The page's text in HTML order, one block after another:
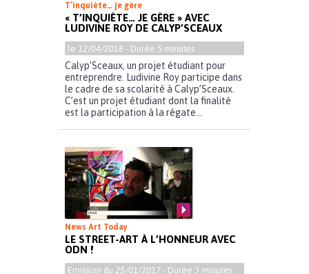
T’inquiète… je gère
« T’INQUIÈTE… JE GÈRE » AVEC
LUDIVINE ROY DE CALYP’SCEAUX
le 12/04/2018 - Durée 5 minutes
Calyp’Sceaux, un projet étudiant pour
entreprendre. Ludivine Roy participe dans
le cadre de sa scolarité à Calyp’Sceaux.
C’est un projet étudiant dont la finalité
est la participation à la régate...
News Art Today
LE STREET-ART À L’HONNEUR AVEC
ODN !
Emission du 25/01/2017 - Durée 3 minutes